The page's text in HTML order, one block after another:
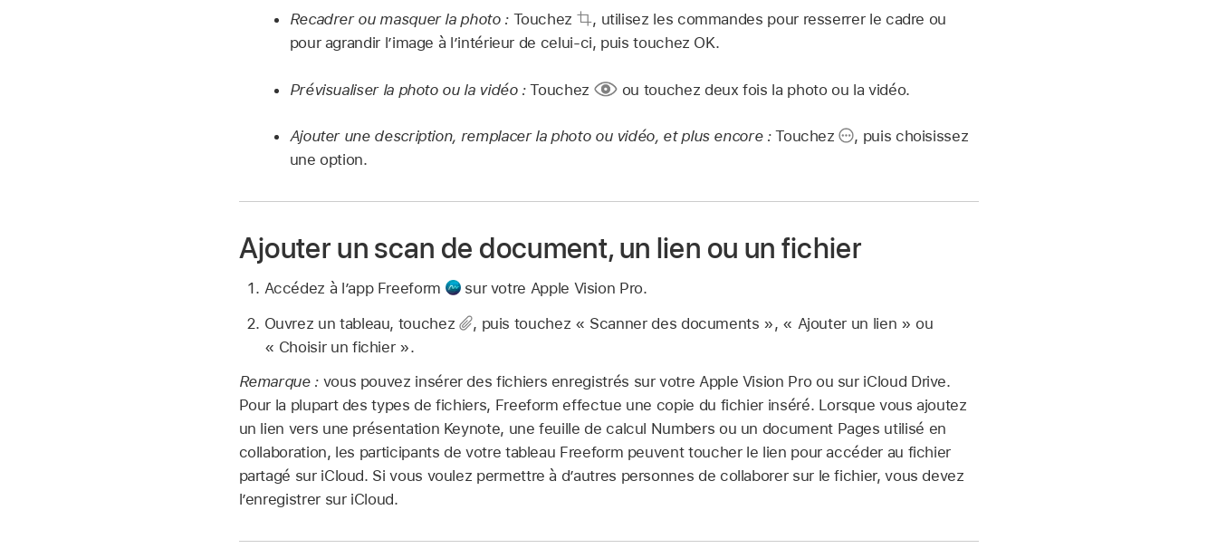
Recadrer ou masquer la photo : Touchez , utilisez les commandes pour resserrer le cadre ou
pour agrandir l’image à l’intérieur de celui-ci, puis touchez OK.
Prévisualiser la photo ou la vidéo :Touchez ou touchez deux fois la photo ou la vidéo.
Ajouter une description, remplacer la photo ou vidéo, et plus encore :Touchez , puis choisissez
une option.
Ajouter un scan de document, un lien ou un fichier
Accédez à l’app Freeform
sur votre Apple Vision Pro.
Ouvrez un tableau, touchez
, puis touchez « Scanner des documents », « Ajouter un lien » ou
« Choisir un fichier ».
Remarque : vous pouvez insérer des fichiers enregistrés sur votre Apple Vision Pro ou sur iCloud Drive.
Pour la plupart des types de fichiers, Freeform effectue une copie du fichier inséré. Lorsque vous ajoutez
un lien vers une présentation Keynote, une feuille de calcul Numbers ou un document Pages utilisé en
collaboration, les participants de votre tableau Freeform peuvent toucher le lien pour accéder au fichier
partagé sur iCloud. Si vous voulez permettre à d’autres personnes de collaborer sur le fichier, vous devez
l’enregistrer sur iCloud.